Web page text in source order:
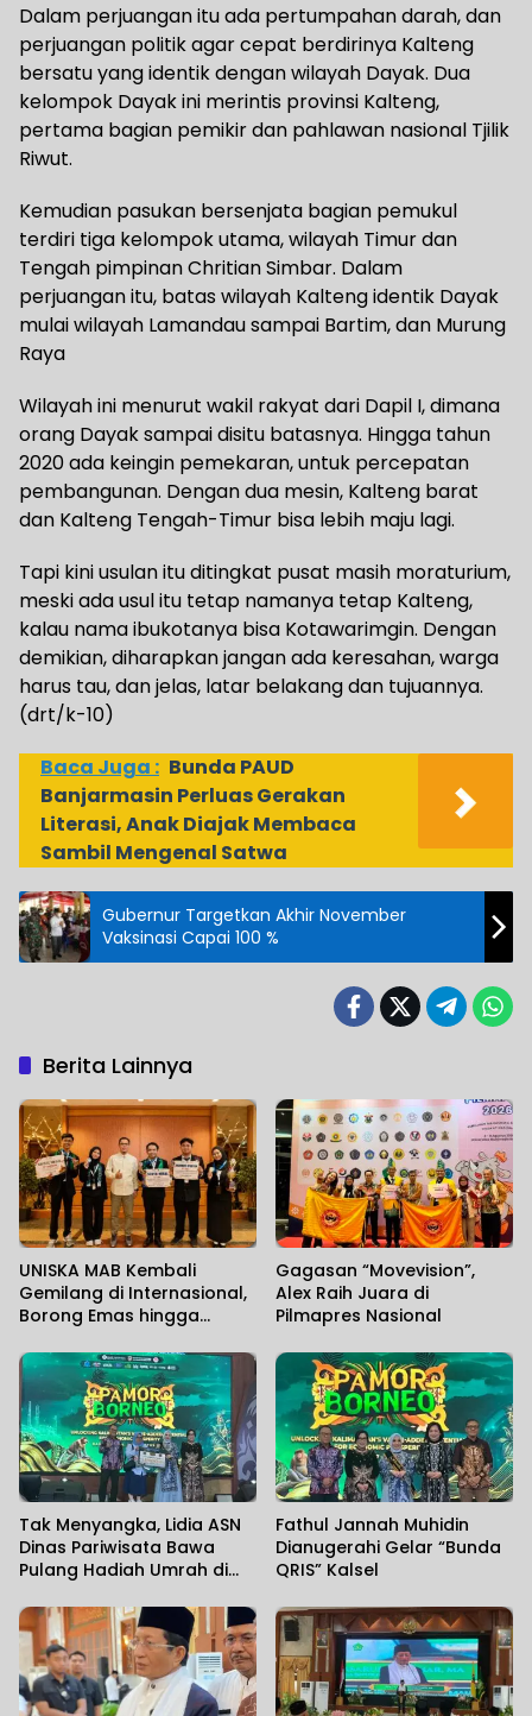
Dalam perjuangan itu ada pertumpahan darah, dan
perjuangan politik agar cepat berdirinya Kalteng
bersatu yang identik dengan wilayah Dayak. Dua
kelompok Dayak ini merintis provinsi Kalteng,
pertama bagian pemikir dan pahlawan nasional Tjilik
Riwut.
Kemudian pasukan bersenjata bagian pemukul
terdiri tiga kelompok utama, wilayah Timur dan
Tengah pimpinan Chritian Simbar. Dalam
perjuangan itu, batas wilayah Kalteng identik Dayak
mulai wilayah Lamandau sampai Bartim, dan Murung
Raya
Wilayah ini menurut wakil rakyat dari Dapil I, dimana
orang Dayak sampai disitu batasnya. Hingga tahun
2020 ada keingin pemekaran, untuk percepatan
pembangunan. Dengan dua mesin, Kalteng barat
dan Kalteng Tengah-Timur bisa lebih maju lagi.
Tapi kini usulan itu ditingkat pusat masih moraturium,
meski ada usul itu tetap namanya tetap Kalteng,
kalau nama ibukotanya bisa Kotawarimgin. Dengan
demikian, diharapkan jangan ada keresahan, warga
harus tau, dan jelas, latar belakang dan tujuannya.
(drt/k-10)
Baca Juga : Bunda PAUD
Banjarmasin Perluas Gerakan
Literasi, Anak Diajak Membaca
Sambil Mengenal Satwa
Gubernur Targetkan Akhir November
Vaksinasi Capai 100 %
Berita Lainnya
UNISKA MAB Kembali
Gemilang di Internasional,
Borong Emas hingga
Gagasan “Movevision”,
Alex Raih Juara di
Pilmapres Nasional
Tak Menyangka, Lidia ASN
Dinas Pariwisata Bawa
Pulang Hadiah Umrah di
2026
Fathul Jannah Muhidin
Dianugerahi Gelar “Bunda
QRIS” Kalsel